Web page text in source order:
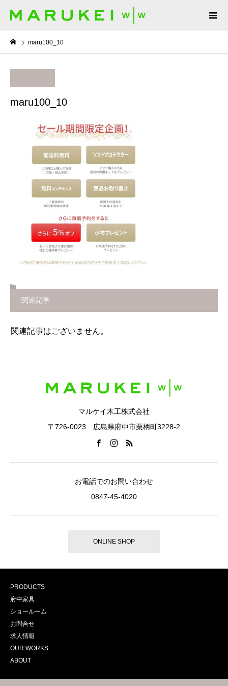
maru100_10
maru100_10
関連記事
関連記事はございません。
マルケイ木工株式会社
〒726-0023 広島県府中市栗柄町3228-2
お電話でのお問い合わせ
0847-45-4020
ONLINE SHOP
PRODUCTS
府中家具
ショールーム
お問合せ
求人情報
OUR WORKS
ABOUT